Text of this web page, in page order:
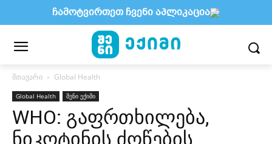
მთავარი Global Health
Global Health შენი ექიმი
WHO: გაფრთხილება,
ნიკოტინის ძოწების
ჩამოტვირთეთ ჩვენი აპლიკაცია